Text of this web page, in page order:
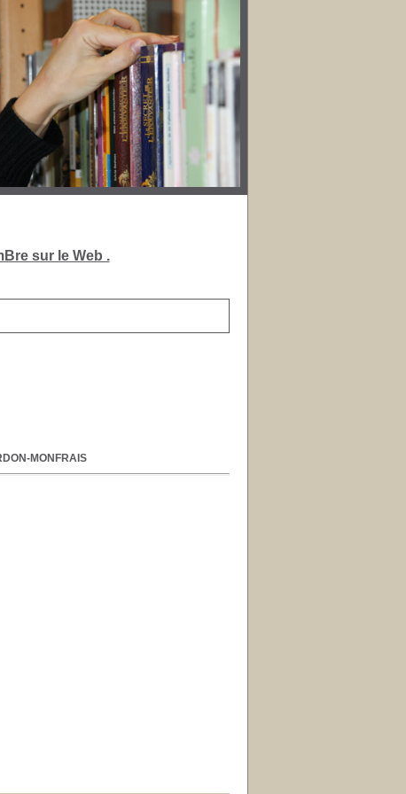
sur le Web .
MONFRAIS